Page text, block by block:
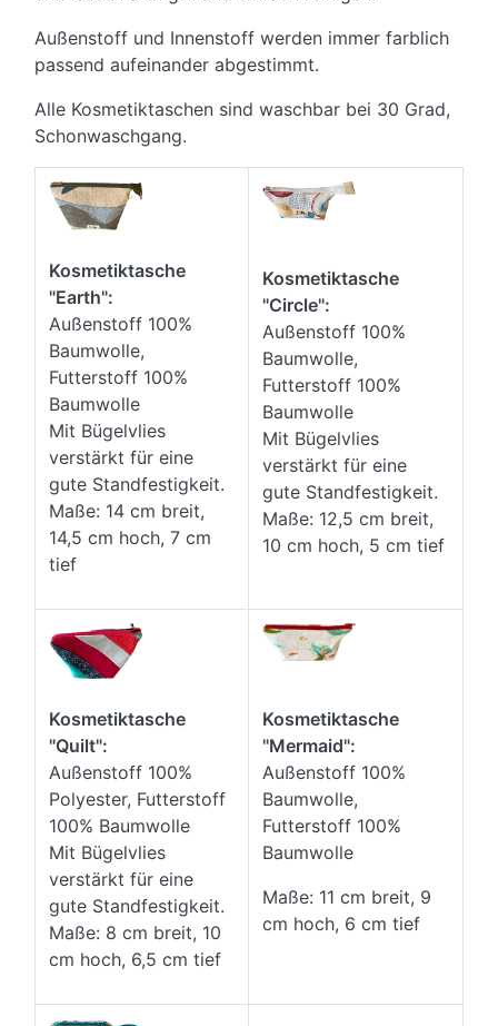
Außenstoff und Innenstoff werden immer farblich
passend aufeinander abgestimmt.
Alle Kosmetiktaschen sind waschbar bei 30 Grad,
Schonwaschgang.
Kosmetiktasche
"Earth":
Außenstoff 100%
Baumwolle,
Futterstoff 100%
Baumwolle
Mit Bügelvlies
verstärkt für eine
gute Standfestigkeit.
Maße: 14 cm breit,
14,5 cm hoch, 7 cm
tief
Kosmetiktasche
"Circle":
Außenstoff 100%
Baumwolle,
Futterstoff 100%
Baumwolle
Mit Bügelvlies
verstärkt für eine
gute Standfestigkeit.
Maße: 12,5 cm breit,
10 cm hoch, 5 cm tief
Kosmetiktasche
"Quilt":
Außenstoff 100%
Polyester, Futterstoff
100% Baumwolle
Mit Bügelvlies
verstärkt für eine
gute Standfestigkeit.
Maße: 8 cm breit, 10
cm hoch, 6,5 cm tief
Kosmetiktasche
"Mermaid":
Außenstoff 100%
Baumwolle,
Futterstoff 100%
Baumwolle
Maße: 11 cm breit, 9
cm hoch, 6 cm tief